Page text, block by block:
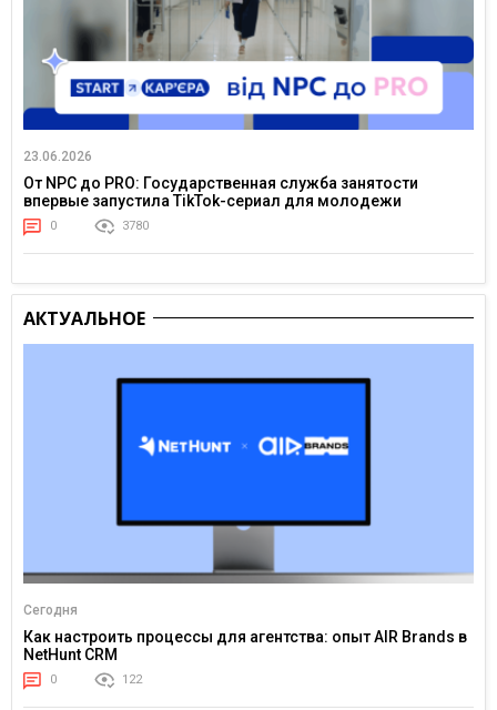
23.06.2026
От NPC до PRO: Государственная служба занятости
впервые запустила TikTok-сериал для молодежи
0 3780
АКТУАЛЬНОЕ
Сегодня
Как настроить процессы для агентства: опыт AIR Brands в
NetHunt CRM
0 122